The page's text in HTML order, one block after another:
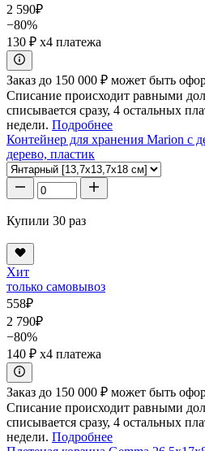
2 590₽
−80%
130 ₽ x4 платежа
Заказ до 150 000 ₽ может быть
Списание происходит равными
списывается сразу, 4 остальных
недели. Подробнее
Контейнер для хранения Marion с
дерево, пластик
Купили 30 раз
Хит
только самовывоз
558₽
2 790₽
−80%
140 ₽ x4 платежа
Заказ до 150 000 ₽ может быть
Списание происходит равными
списывается сразу, 4 остальных
недели. Подробнее